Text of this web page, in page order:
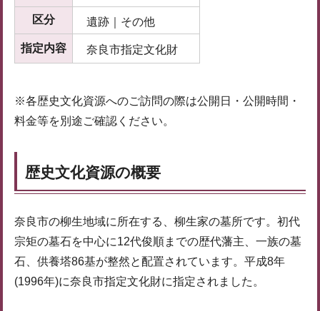
区分 遺跡｜その他
指定内容 奈良市指定文化財
※各歴史文化資源へのご訪問の際は公開日・公開時間・
料金等を別途ご確認ください。
歴史文化資源の概要
奈良市の柳生地域に所在する、柳生家の墓所です。初代
宗矩の墓石を中心に12代俊順までの歴代藩主、一族の墓
石、供養塔86基が整然と配置されています。平成8年
(1996年)に奈良市指定文化財に指定されました。